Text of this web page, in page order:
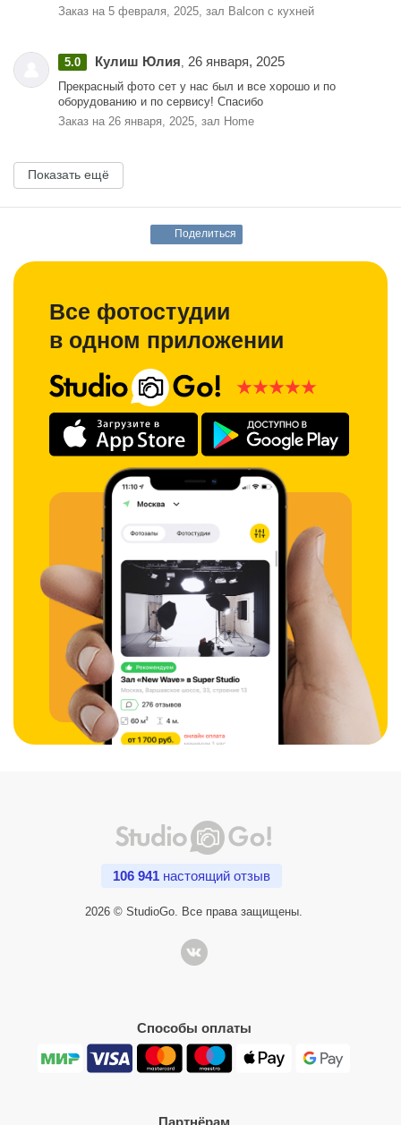
Заказ на 5 февраля, 2025, зал Balcon с кухней
5.0 Кулиш Юлия, 26 января, 2025
Прекрасный фото сет у нас был и все хорошо и по
оборудованию и по сервису! Спасибо
Заказ на 26 января, 2025, зал Home
Показать ещё
Поделиться
Все фотостудии
в одном приложении
106 941 настоящий отзыв
2026 © StudioGo. Все права защищены.
Способы оплаты